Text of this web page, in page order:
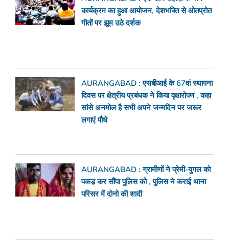
कार्यक्रम का हुआ आयोजन, देशभक्ति से ओतप्रोत
गीतों पर झूम उठे दर्शक
AURANGABAD : एसबीआई के 67वां स्थापना
दिवस पर क्षेत्रीय प्रबंधक ने किया वृक्षारोपण , कहा
सांसे अनमोल है सभी अपने जन्मदिन पर जरूर
लगाएं पौधे
AURANGABAD : ग्रामीणों ने प्रेमी-युगल को
पकड़ कर सौंपा पुलिस को , पुलिस ने कराई थाना
परिसर में दोनो की शादी